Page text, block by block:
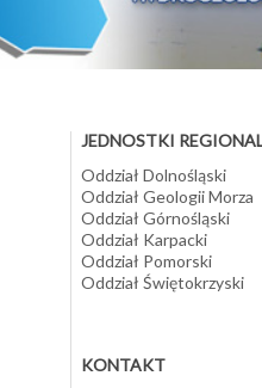
JEDNOSTKI
Oddział Dolnośląski
Oddział Geologii Morza
Oddział Górnośląski
Oddział Karpacki
Oddział Pomorski
Oddział Świętokrzyski
KONTAKT